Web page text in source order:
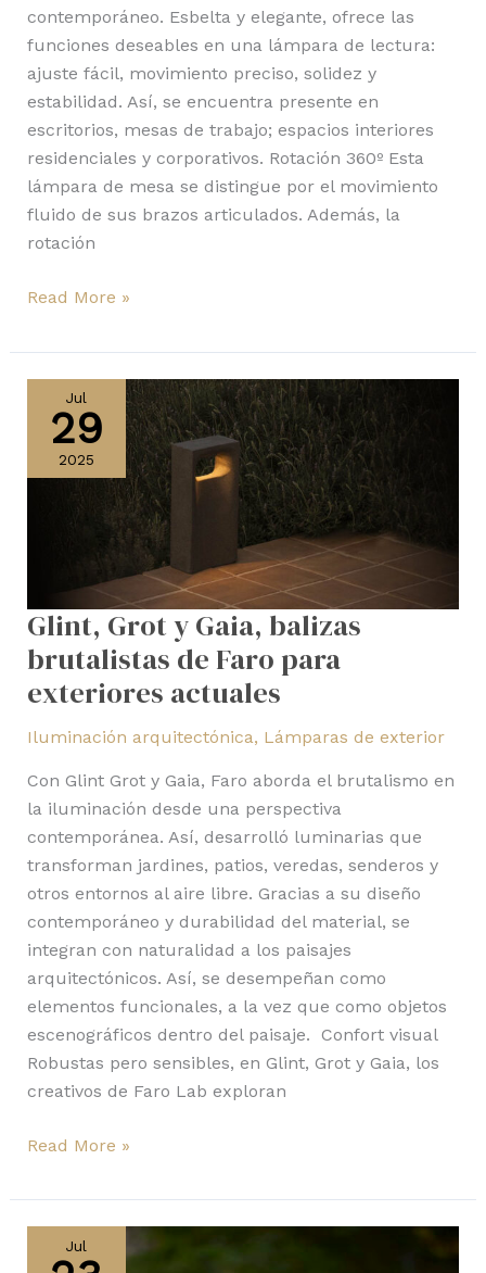
contemporáneo. Esbelta y elegante, ofrece las
funciones deseables en una lámpara de lectura:
ajuste fácil, movimiento preciso, solidez y
estabilidad. Así, se encuentra presente en
escritorios, mesas de trabajo; espacios interiores
residenciales y corporativos. Rotación 360º Esta
lámpara de mesa se distingue por el movimiento
fluido de sus brazos articulados. Además, la
rotación
Read More »
Jul
29
2025
Glint, Grot y Gaia, balizas
brutalistas de Faro para
exteriores actuales
Iluminación arquitectónica, Lámparas de exterior
Con Glint Grot y Gaia, Faro aborda el brutalismo en
la iluminación desde una perspectiva
contemporánea. Así, desarrolló luminarias que
transforman jardines, patios, veredas, senderos y
otros entornos al aire libre. Gracias a su diseño
contemporáneo y durabilidad del material, se
integran con naturalidad a los paisajes
arquitectónicos. Así, se desempeñan como
elementos funcionales, a la vez que como objetos
escenográficos dentro del paisaje. Confort visual
Robustas pero sensibles, en Glint, Grot y Gaia, los
creativos de Faro Lab exploran
Gaia,
balizas
brutalistas
exteriores
actuales
Read More »
Jul